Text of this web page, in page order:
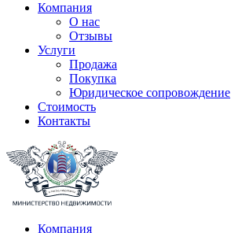
Компания
О нас
Отзывы
Услуги
Продажа
Покупка
Юридическое сопровождение
Стоимость
Контакты
Компания